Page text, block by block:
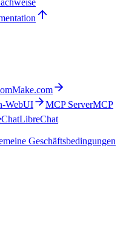
Make.com
WebUI MCP ServerMCP
LibreChat
Geschäftsbedingungen